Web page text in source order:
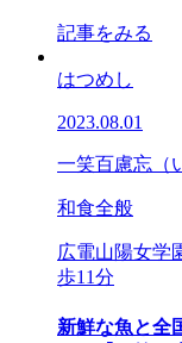
記事をみる
はつめし
2023.08.01
一笑百慮忘（
和食全般
広電山陽女学
歩11分
新鮮な魚と全